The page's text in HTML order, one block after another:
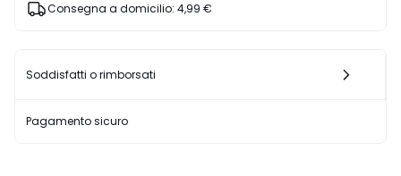
Consegna a domicilio: 4,99 €
Soddisfatti o rimborsati
Pagamento sicuro